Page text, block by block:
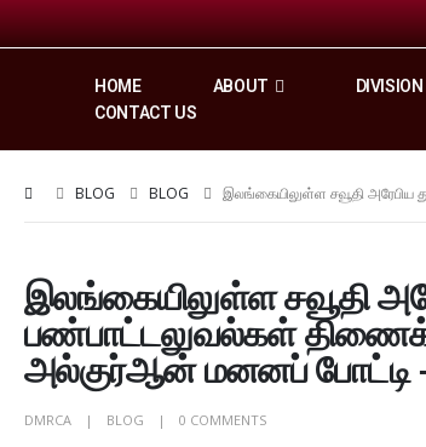
HOME ABOUT DIVISION
CONTACT US
BLOG BLOG இலங்கையிலுள்ள சவூதி
இலங்கையிலுள்ள சவூதி
பண்பாட்டலுவல்கள்
அல்குர்ஆன் மனனப் போட்டி
DMRCA BLOG 0 COMMENTS